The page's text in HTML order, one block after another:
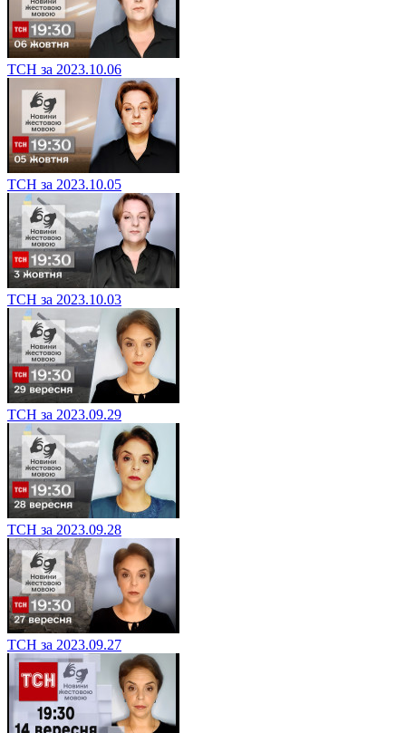
ТСН за 2023.10.06
ТСН за 2023.10.05
ТСН за 2023.10.03
ТСН за 2023.09.29
ТСН за 2023.09.28
ТСН за 2023.09.27